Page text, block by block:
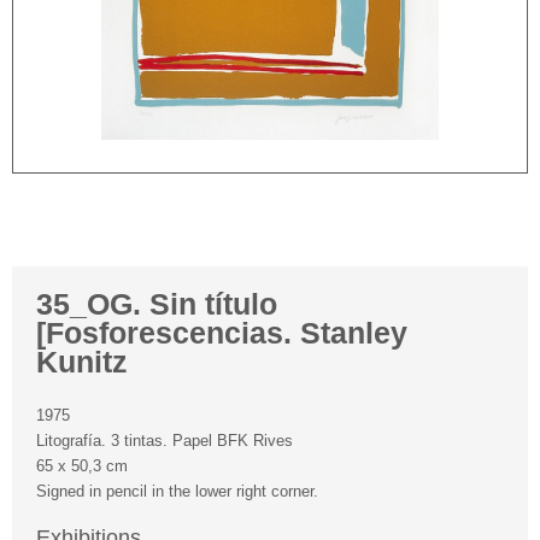
35_OG. Sin título
[Fosforescencias. Stanley
Kunitz
1975
Litografía. 3 tintas. Papel BFK Rives
65 x 50,3 cm
Signed in pencil in the lower right corner.